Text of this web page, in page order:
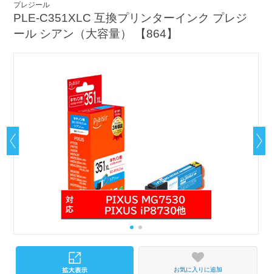
プレジール
PLE-C351XLC 互換プリンターインク プレジ
ール シアン（大容量） 【864】
お気に入りに追加